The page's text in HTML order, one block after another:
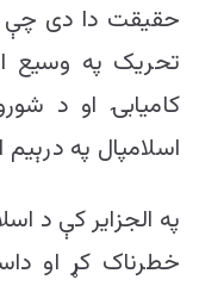
حقیقت دا دی چې
تحریک په وسیع
کامیابۍ او د
اسلامپال په
په الجزایر کې د
خطرناک کړ او